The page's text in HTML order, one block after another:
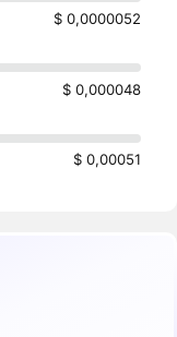
$ 0,0000052
$ 0,000048
$ 0,00051